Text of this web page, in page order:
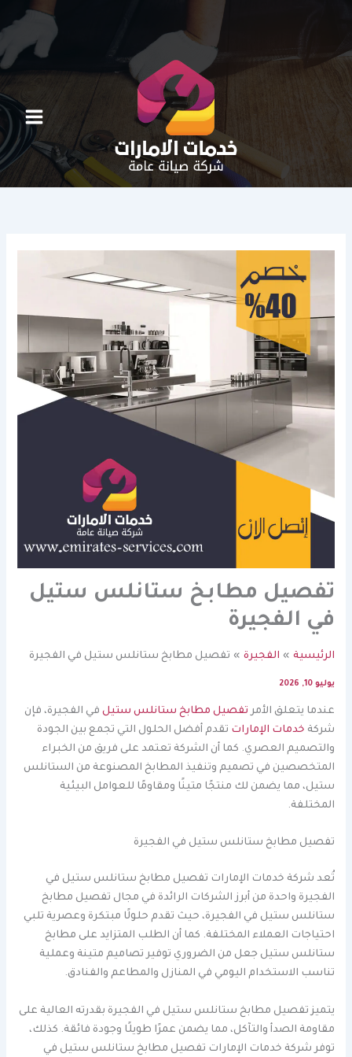
تفصيل مطابخ ستانلس ستيل
في الفجيرة
الرئيسية الفجيرة تفصيل مطابخ ستانلس ستيل في الفجيرة
يوليو 10, 2026
عندما يتعلق الأمر تفصيل مطابخ ستانلس ستيل في الفجيرة، فإن
شركة خدمات الإمارات تقدم أفضل الحلول التي تجمع بين الجودة
والتصميم العصري. كما أن الشركة تعتمد على فريق من الخبراء
المتخصصين في تصميم وتنفيذ المطابخ المصنوعة من الستانلس
ستيل، مما يضمن لك منتجًا متينًا ومقاومًا للعوامل البيئية
المختلفة.
تفصيل مطابخ ستانلس ستيل في الفجيرة
تُعد شركة خدمات الإمارات تفصيل مطابخ ستانلس ستيل في
الفجيرة واحدة من أبرز الشركات الرائدة في مجال تفصيل مطابخ
ستانلس ستيل في الفجيرة، حيث تقدم حلولًا مبتكرة وعصرية تلبي
احتياجات العملاء المختلفة. كما أن الطلب المتزايد على مطابخ
ستانلس ستيل جعل من الضروري توفير تصاميم متينة وعملية
تناسب الاستخدام اليومي في المنازل والمطاعم والفنادق.
يتميز تفصيل مطابخ ستانلس ستيل في الفجيرة بقدرته العالية على
مقاومة الصدأ والتآكل، مما يضمن عمرًا طويلًا وجودة فائقة. كذلك،
توفر شركة خدمات الإمارات تفصيل مطابخ ستانلس ستيل في